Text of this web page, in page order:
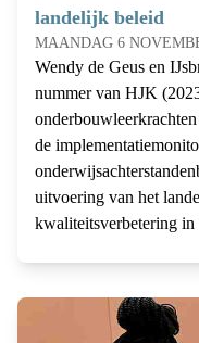
landelijk beleid
MAANDAG 6
Wendy de Geus en
nummer van HJK
de
uitvoering van het
kwaliteitsverbetering in